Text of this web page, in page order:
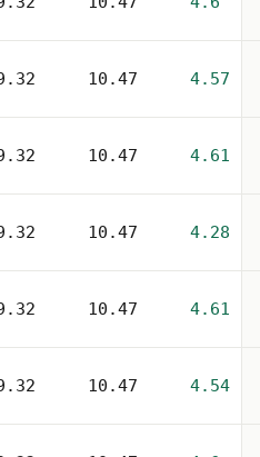
10.47 4.57
10.47 4.61
10.47 4.28
10.47 4.61
10.47 4.54